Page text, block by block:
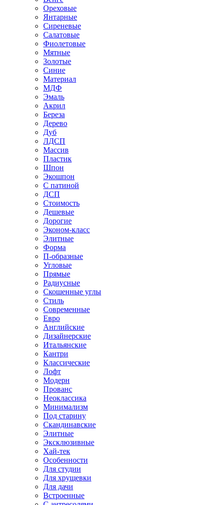
Ореховые
Янтарные
Сиреневые
Салатовые
Фиолетовые
Мятные
Золотые
Синие
Материал
МДФ
Эмаль
Акрил
Береза
Дерево
Дуб
ЛДСП
Массив
Пластик
Шпон
Экошпон
С патиной
ДСП
Стоимость
Дешевые
Дорогие
Эконом-класс
Элитные
Форма
П-образные
Угловые
Прямые
Радиусные
Скошенные углы
Стиль
Современные
Евро
Английские
Дизайнерские
Итальянские
Кантри
Классические
Лофт
Модерн
Прованс
Неоклассика
Минимализм
Под старину
Скандинавские
Элитные
Эксклюзивные
Хай-тек
Особенности
Для студии
Для хрущевки
Для дачи
Встроенные